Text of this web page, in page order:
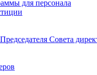
для персонала
Совета